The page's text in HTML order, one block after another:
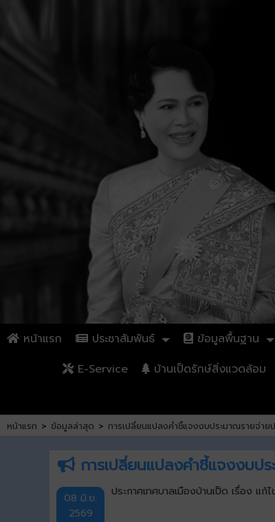
หน้าแรก ประชาสัมพันธ์ ข้อมูลพื้นฐาน
E-Service
บ้านเป็ดรักษ์สิ่งแวดล้อม
หน้าแรก > ข้อมูลล่าสุด > การเปลี่ยนแปลงคำชี้แจงงบประมาณรายจ่าย
การเปลี่ยนแปลงคำชี้แจงงบป
08 มิ.ย.
2569
ประกาศเทศบาลเมืองบ้านเป็ด เรื่อง แ